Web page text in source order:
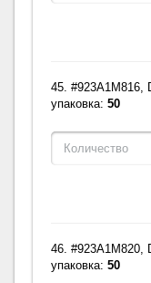
45. #923A1M816,
упаковка:50
46. #923A1M820,
упаковка:50